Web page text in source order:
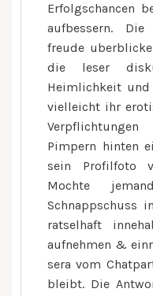
Erfolgschancen
aufbessern.
freude
die leser
Heimlichkeit und
vielleicht ihr
Pimpern hinten
sein Profilfoto
Mochte
Schnappschuss
ratselhaft
aufnehmen &
sera vom
bleibt. Die